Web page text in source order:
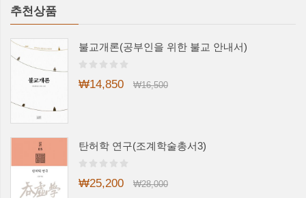
추천상품
불교개론(공부인을 위한 불교 안내서)
₩14,850 ₩16,500
탄허학 연구(조계학술총서3)
₩25,200 ₩28,000